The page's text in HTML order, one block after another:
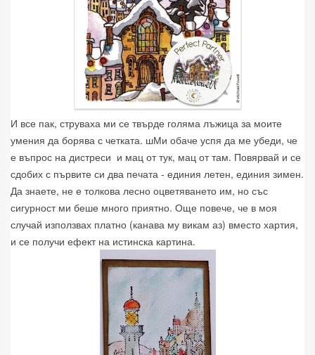
И все пак, струваха ми се твърде голяма лъжица за моите
умения да борява с четката. шМи обаче успя да ме убеди, че
е въпрос на дистреси и мац от тук, мац от там. Повярвай и се
сдобих с първите си два печата - единия летен, единия зимен.
Да знаете, не е толкова лесно оцветяването им, но със
сигурност ми беше много приятно. Още повече, че в моя
случай използвах платно (канава му викам аз) вместо хартия,
и се получи ефект на истинска картина.